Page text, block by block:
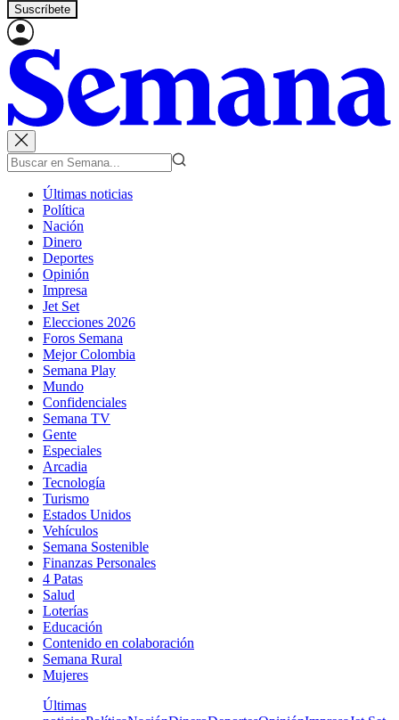
Suscríbete
Últimas noticias
Política
Nación
Dinero
Deportes
Opinión
Impresa
Jet Set
Elecciones 2026
Foros Semana
Mejor Colombia
Semana Play
Mundo
Confidenciales
Semana TV
Gente
Especiales
Arcadia
Tecnología
Turismo
Estados Unidos
Vehículos
Semana Sostenible
Finanzas Personales
4 Patas
Salud
Loterías
Educación
Contenido en colaboración
Semana Rural
Mujeres
Últimas